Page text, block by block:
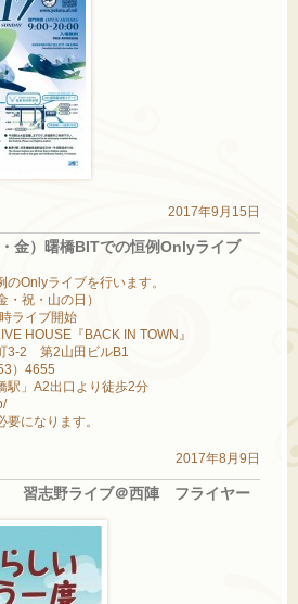
2017年9月15日
金）曙橋BITでの恒例Onlyライブ
Onlyライブを行います。
祝・山の日）
イブ開始
HOUSE『BACK IN TOWN』
2 第2山田ビルB1
4655
A2出口より徒歩2分
になります。
2017年8月9日
習志野ライブ＠西陣 フライヤー